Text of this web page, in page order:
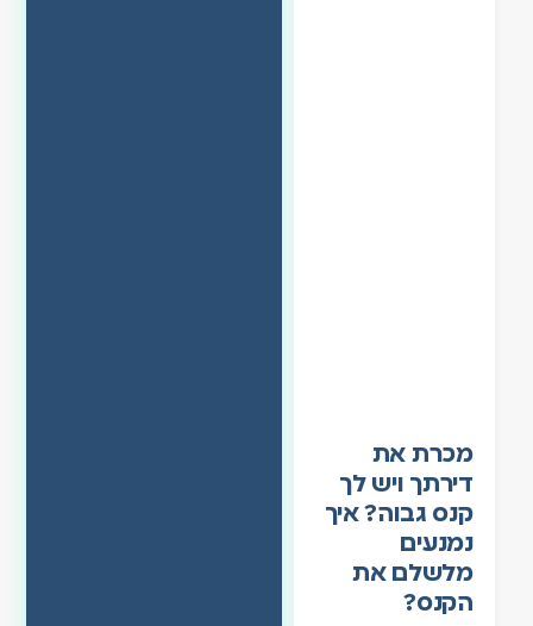
מכרת את
דירתך ויש לך
קנס גבוה? איך
נמנעים
מלשלם את
הקנס?